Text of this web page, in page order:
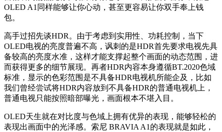
OLED A1同样能够让你心动，甚至更容易让你双手奉上钱
包。
高手过招先谈HDR。由于考虑到实用性、功耗控制，当下
OLED电视的亮度普遍不高，讽刺的是HDR首先要求电视先具
备较高的亮度水准，这样才能支撑起整个画面的动态范围，进
而获得更多的细节展现。再者HDR内容本身遵循BT.2020色域
标准，显示的色彩范围是不具备HDR电视机所能企及，比如
我们曾经尝试将HDR内容放到不具备HDR的普通电视机上，
普通电视只能按照暗部曝光，画面根本不堪入目。
OLED天生就在对比度与色域上拥有优异的表现，能够轻松的
表现出画面中的光泽感。索尼 BRAVIA A1的表现就是如此，